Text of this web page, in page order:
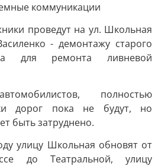
коммуникации
проведут на ул. Школьная
- демонтажу старого
для ремонта ливневой
полностью
дорог пока не будут, но
быть затруднено.
улицу Школьная обновят от
до Театральной, улицу